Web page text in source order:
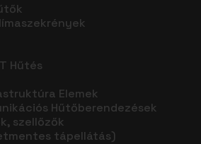
Hűtés
Elemek
Hűtőberendezések
szellőzők
tápellátás)